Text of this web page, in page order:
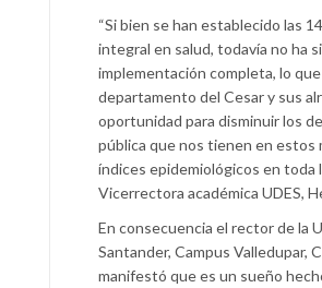
“Si bien se han establecido las
integral en salud, todavía no ha
implementación completa, lo
departamento del Cesar y sus
oportunidad para disminuir los
pública que nos tienen en estos
índices epidemiológicos en toda
Vicerrectora académica UDES,
En consecuencia el rector de la
Santander, Campus Valledupar,
manifestó que es un sueño